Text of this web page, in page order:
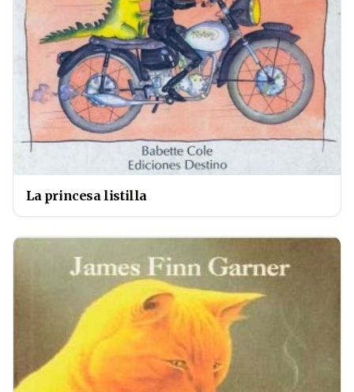
La princesa listilla